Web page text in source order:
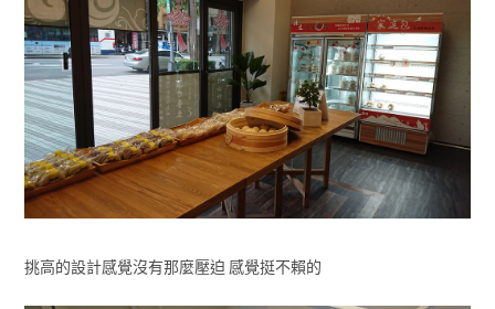
挑高的設計感覺沒有那麼壓迫 感覺挺不賴的